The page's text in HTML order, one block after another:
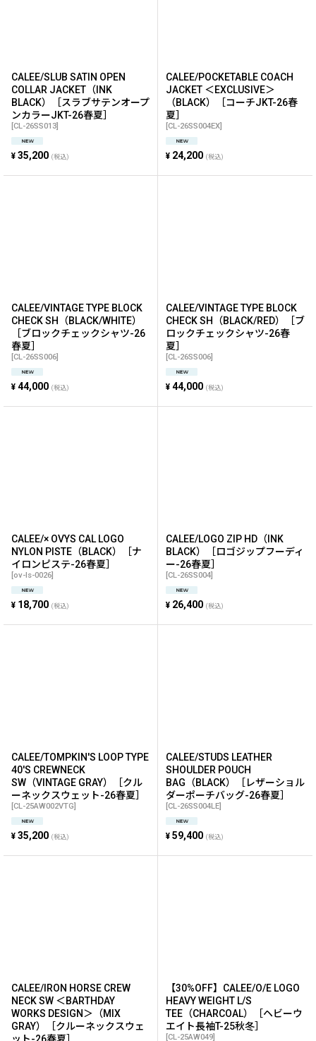
CALEE/SLUB SATIN OPEN
COLLAR JACKET（INK
BLACK）［スラブサテンオープ
ンカラーJKT-26春夏］
[CL-26SS013]
¥ 35,200 (税込)
CALEE/POCKETABLE COACH
JACKET ＜EXCLUSIVE＞
（BLACK）［コーチJKT-26春
夏］
[CL-26SS004EX]
¥ 24,200 (税込)
CALEE/VINTAGE TYPE BLOCK
CHECK SH（BLACK/WHITE）
［ブロックチェックシャツ-26
春夏］
[CL-26SS006]
¥ 44,000 (税込)
CALEE/VINTAGE TYPE BLOCK
CHECK SH（BLACK/RED）［ブ
ロックチェックシャツ-26春
夏］
[CL-26SS006]
¥ 44,000 (税込)
CALEE/× OVYS CAL LOGO
NYLON PISTE（BLACK）［ナ
イロンピステ-26春夏］
[ov-ls-0026]
¥ 18,700 (税込)
CALEE/LOGO ZIP HD（INK
BLACK）［ロゴジップフーディ
ー-26春夏］
[CL-26SS004]
¥ 26,400 (税込)
CALEE/TOMPKIN'S LOOP TYPE
40'S CREWNECK
SW（VINTAGE GRAY）［クル
ーネックスウェット-26春夏］
[CL-25AW002VTG]
¥ 35,200 (税込)
CALEE/STUDS LEATHER
SHOULDER POUCH
BAG（BLACK）［レザーショル
ダーポーチバッグ-26春夏］
[CL-26SS004LE]
¥ 59,400 (税込)
CALEE/IRON HORSE CREW
NECK SW ＜BARTHDAY
WORKS DESIGN＞（MIX
GRAY）［クルーネックスウェ
【30%OFF】CALEE/O/E LOGO
HEAVY WEIGHT L/S
TEE（CHARCOAL）［ヘビーウ
エイト長袖T-25秋冬］
[CL-25AW049]